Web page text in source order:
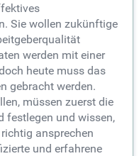
Sie wollen zukünftige
werden mit einer
heute muss das
gebracht werden.
müssen zuerst die
festlegen und wissen,
ansprechen
und erfahrene